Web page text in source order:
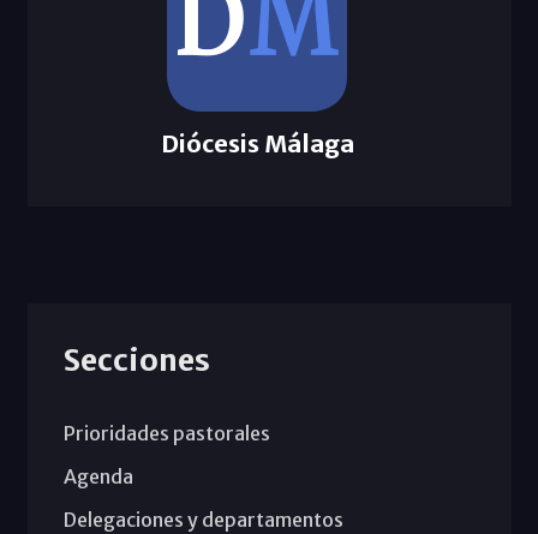
Diócesis Málaga
Secciones
Prioridades pastorales
Agenda
Delegaciones y departamentos